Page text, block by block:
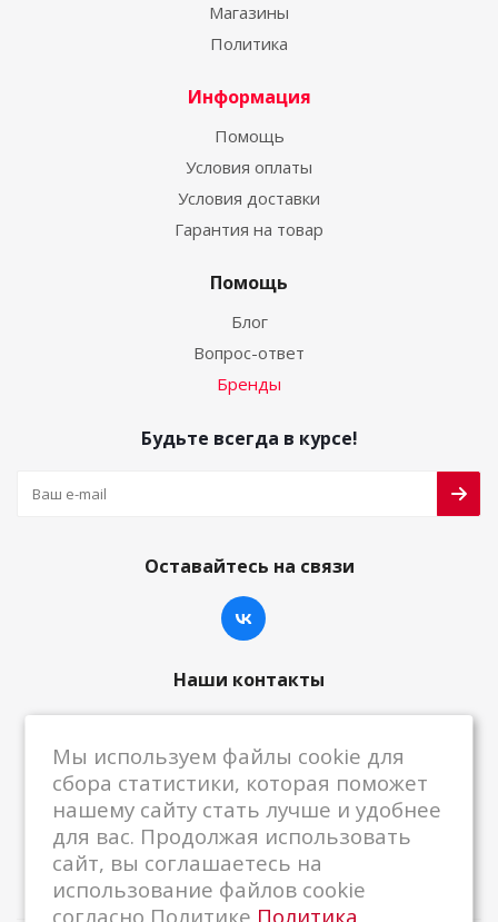
Магазины
Политика
Информация
Помощь
Условия оплаты
Условия доставки
Гарантия на товар
Помощь
Блог
Вопрос-ответ
Бренды
Будьте всегда в курсе!
Оставайтесь на связи
Наши контакты
centrkkm@centrkkm.ru
185005, г. Петрозаводск, ул. Промышленная,
1/26
Мы используем файлы cookie для
сбора статистики, которая поможет
нашему сайту стать лучше и удобнее
для вас. Продолжая использовать
сайт, вы соглашаетесь на
использование файлов cookie
согласно Политике Политика